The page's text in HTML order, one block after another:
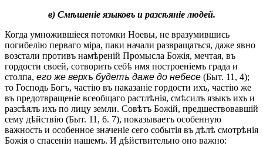
в) Смѣшеніе языковъ и разсѣяніе людей.
Когда умножившіеся потомки Ноевы, не вразумившись
погибелію перваго міра, паки начали развращаться, даже явно
возстали противъ намѣреній Промысла Божія, мечтая, въ
гордости своей, сотворить себѣ имя построеніемъ града и
столпа, его же верхъ будетъ даже до небесе (Быт. 11, 4);
то Господь Богъ, частію въ наказаніе гордости ихъ, частію же
въ предотвращеніе всеобщаго растлѣнія, смѣсилъ языкъ ихъ и
разсѣялъ ихъ по лицу земли. Совѣтъ Божій, предшествовавшій
сему дѣйствію (Быт. 11, 6. 7), показываетъ особенную
важность и особенное значеніе сего событія въ дѣлѣ смотрѣнія
Божія о спасеніи нашемъ. И дѣйствительно оно важно: